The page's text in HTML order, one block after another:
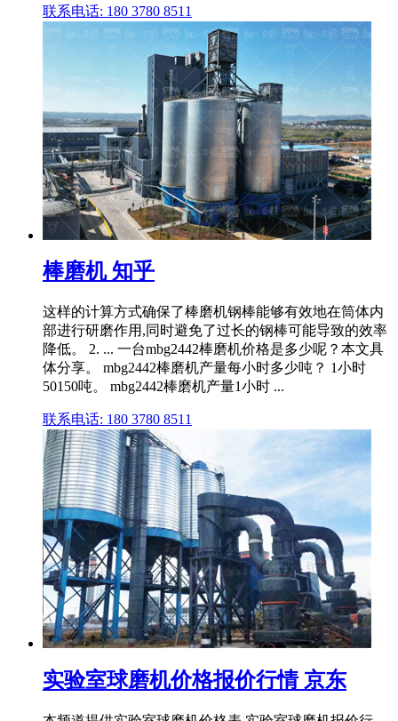
联系电话: 180 3780 8511
棒磨机 知乎
这样的计算方式确保了棒磨机钢棒能够有效地在筒体内
部进行研磨作用,同时避免了过长的钢棒可能导致的效率
降低。 2. ... 一台mbg2442棒磨机价格是多少呢？本文具
体分享。 mbg2442棒磨机产量每小时多少吨？ 1小时
50150吨。 mbg2442棒磨机产量1小时 ...
联系电话: 180 3780 8511
实验室球磨机价格报价行情 京东